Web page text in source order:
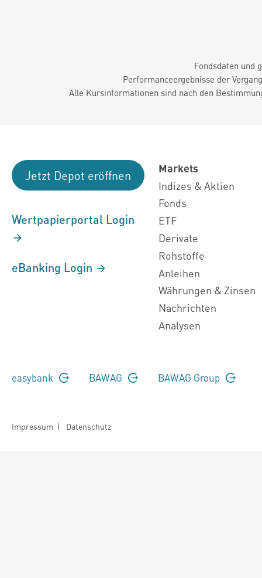
Fondsdaten und
Performanceergebnisse der
Alle Kursinformationen sind nach den
Jetzt Depot eröffnen
Wertpapierportal Login
eBanking Login
Markets
Indizes & Aktien
Fonds
ETF
Derivate
Rohstoffe
Anleihen
Währungen & Zinsen
Nachrichten
Analysen
easybank BAWAG BAWAG Group
Impressum | Datenschutz